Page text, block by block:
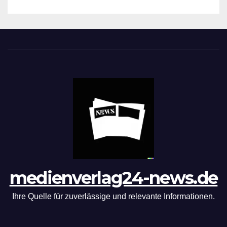
medienverlag24-news.de
Ihre Quelle für zuverlässige und relevante Informationen.